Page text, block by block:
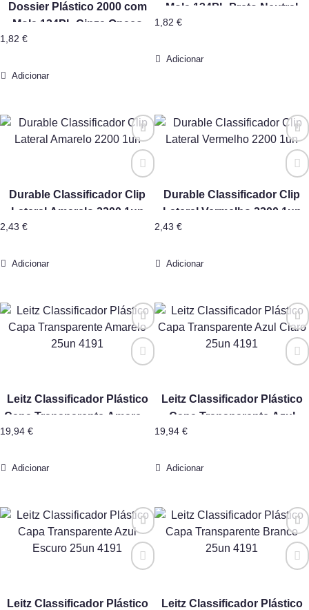
Dossier Plástico 2000 com
Mola 134PL Cinza Opaco
1,82 €
Adicionar
Mola 134PL Preto Neutral
1,82 €
Adicionar
Durable Classificador Clip
Lateral Amarelo 2200 1un
2,43 €
Adicionar
Durable Classificador Clip
Lateral Vermelho 2200 1un
2,43 €
Adicionar
Leitz Classificador Plástico
Capa Transparente Amarelo
19,94 €
Adicionar
Leitz Classificador Plástico
Capa Transparente Azul
19,94 €
Adicionar
Leitz Classificador Plástico
Leitz Classificador Plástico